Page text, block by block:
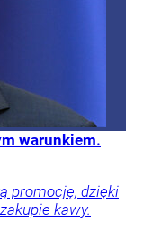
warunkiem.
promocję, dzięki
kawy.